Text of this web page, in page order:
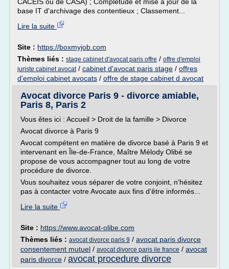
base IT d'archivage des contentieux ; Classement...
Lire la suite
Site : https://boxmyjob.com
Thèmes liés : stage cabinet d'avocat paris offre / offre d'emploi
juriste cabinet avocat/ cabinet d'avocat paris stage / offres
d'emploi cabinet avocats / offre de stage cabinet d avocat
Avocat divorce Paris 9 - divorce amiable,
Paris 8, Paris 2
Vous êtes ici : Accueil > Droit de la famille > Divorce
Avocat divorce à Paris 9
Avocat compétent en matière de divorce basé à Paris 9 et
intervenant en Île-de-France, Maître Mélody Olibé se
propose de vous accompagner tout au long de votre
procédure de divorce.
Vous souhaitez vous séparer de votre conjoint, n'hésitez
pas à contacter votre Avocate aux fins d'être informés...
Lire la suite
Site : https://www.avocat-olibe.com
Thèmes liés : avocat divorce paris 9 / avocat paris divorce
consentement mutuel / avocat divorce paris ile france / avocat
paris divorce / avocat procedure divorce